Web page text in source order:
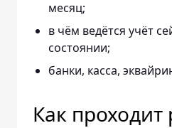
месяц;
в чём ведётся учёт
состоянии;
банки, касса,
Как проходит